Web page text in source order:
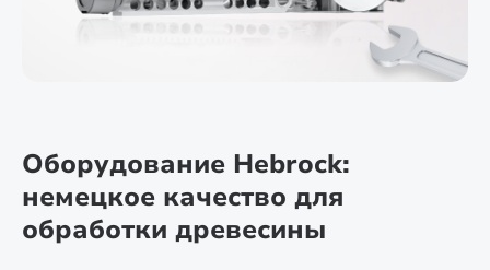
Оборудование Hebrock:
немецкое качество для
обработки древесины